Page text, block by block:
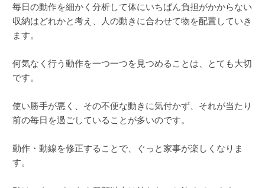
毎日の動作を細かく分析して体にいちばん負担がかからない
収納はどれかと考え、人の動きに合わせて物を配置していき
ます。
何気なく行う動作を一つ一つを見つめることは、とても大切
です。
使い勝手が悪く、その不便な動きに気付かず、それが当たり
前の毎日を過ごしていることが多いのです。
動作・動線を修正することで、ぐっと家事が楽しくなりま
す。